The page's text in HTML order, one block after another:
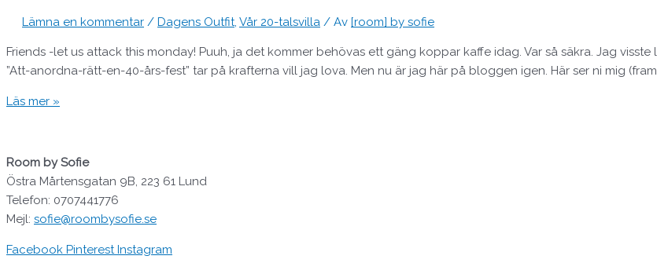
Lämna en kommentar / Dagens Outfit, Vår 20-talsvilla / Av [room] by sofie
Friends -let us attack this monday! Puuh, ja det kommer behövas ett gäng koppar kaffe idag. Var så säkra. Jag
”Att-anordna-rätt-en-40-års-fest” tar på krafterna vill jag lova. Men nu är jag här på bloggen igen. Här ser ni mig
Läs mer »
Room by Sofie
Östra Mårtensgatan 9B, 223 61 Lund
Telefon: 0707441776
Mejl: sofie@roombysofie.se
Facebook Pinterest Instagram